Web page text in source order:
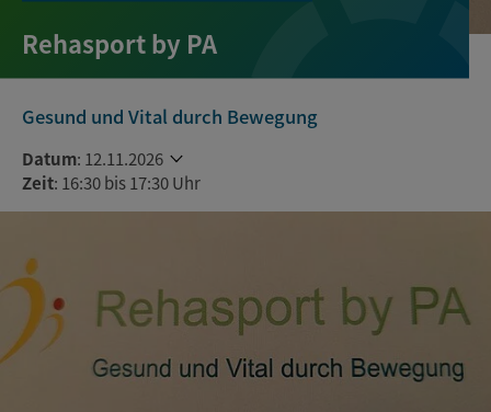
Rehasport by PA
Gesund und Vital durch Bewegung
Datum: 12.11.2026
Zeit: 16:30 bis 17:30 Uhr